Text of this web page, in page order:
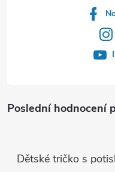
Poslední hodnocení